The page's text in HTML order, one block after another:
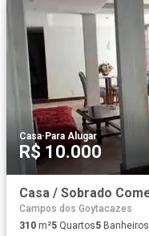
Casa· Para Alugar
R$ 10.000
Campos dos Goytacazes
310 m²5 Quartos5 Banheiros